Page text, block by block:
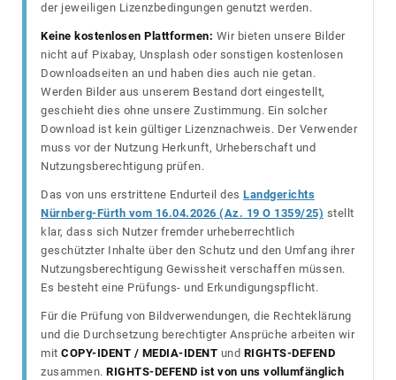
der jeweiligen Lizenzbedingungen genutzt werden.
Keine kostenlosen Plattformen: Wir bieten unsere Bilder
nicht auf Pixabay, Unsplash oder sonstigen kostenlosen
Downloadseiten an und haben dies auch nie getan.
Werden Bilder aus unserem Bestand dort eingestellt,
geschieht dies ohne unsere Zustimmung. Ein solcher
Download ist kein gültiger Lizenznachweis. Der Verwender
muss vor der Nutzung Herkunft, Urheberschaft und
Nutzungsberechtigung prüfen.
Das von uns erstrittene Endurteil des Landgerichts
Nürnberg-Fürth vom 16.04.2026 (Az. 19 O 1359/25) stellt
klar, dass sich Nutzer fremder urheberrechtlich
geschützter Inhalte über den Schutz und den Umfang ihrer
Nutzungsberechtigung Gewissheit verschaffen müssen.
Es besteht eine Prüfungs- und Erkundigungspflicht.
Für die Prüfung von Bildverwendungen, die Rechteklärung
und die Durchsetzung berechtigter Ansprüche arbeiten wir
mit COPY-IDENT / MEDIA-IDENT und RIGHTS-DEFEND
zusammen. RIGHTS-DEFEND ist von uns vollumfänglich